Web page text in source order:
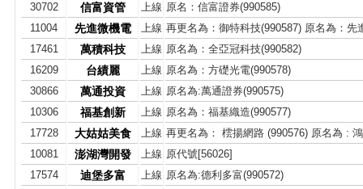
30702
信富資管 上線 原名：信富證券(990585)
11004
先進微機電 上線 再更名為：御特科技(990587) 原名為：先
17461
萬積科技 上線 原名為：全亞冠科技(990582)
16209
台績麗 上線 原名為：方礎光電(990578)
30866
萬通投資 上線 原名為:萬通證券(990575)
10306
福基創新 上線 原名為：福基織造(990577)
17728
大姑姑美食 上線 再更名為： 橒揚網路 (990576) 原名為 :
10081
澎湖灣開發 上線 原代號[56026]
17574
迪堡多富 上線 原名為:德利多富(990572)